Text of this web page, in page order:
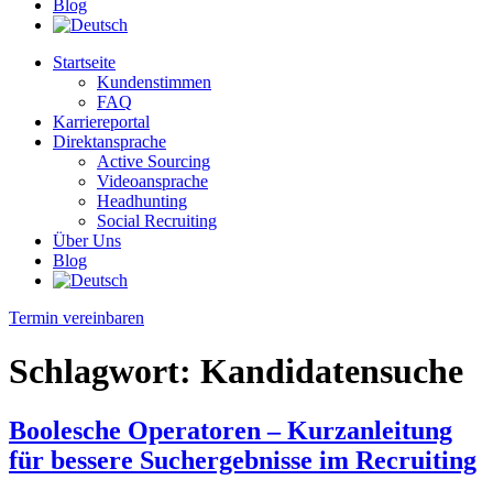
Blog
Startseite
Kundenstimmen
FAQ
Karriereportal
Direktansprache
Active Sourcing
Videoansprache
Headhunting
Social Recruiting
Über Uns
Blog
Termin vereinbaren
Schlagwort: Kandidatensuche
Boolesche Operatoren – Kurzanleitung
für bessere Suchergebnisse im Recruiting